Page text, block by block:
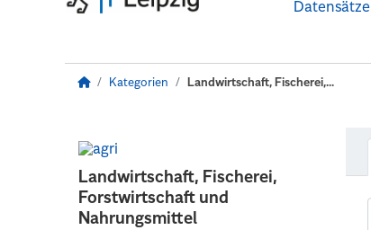
Datensätze
Kategorien Landwirtschaft, Fischerei,...
Landwirtschaft, Fischerei,
Forstwirtschaft und
Nahrungsmittel